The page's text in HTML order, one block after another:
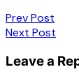
Post
Prev Post
Next Post
Leave a